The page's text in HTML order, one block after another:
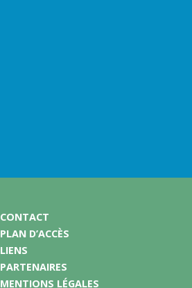
CONTACT
PLAN D’ACCÈS
LIENS
PARTENAIRES
MENTIONS LÉGALES